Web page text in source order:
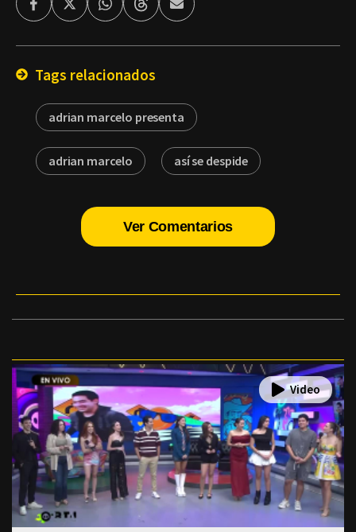
FacebookTwitterWhatsappThreadsEnviar
por
Tags relacionados
adrian marcelo presenta
adrian marcelo así se despide
Ver Comentarios